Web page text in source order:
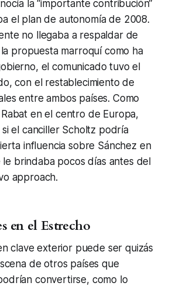
la “importante contribución”
el plan de autonomía de 2008.
no llegaba a respaldar de
propuesta marroquí como ha
el comunicado tuvo el
con el restablecimiento de
entre ambos países. Como
en el centro de Europa,
el canciller Scholtz podría
influencia sobre Sánchez en
le brindaba pocos días antes del
approach.
en el Estrecho
clave exterior puede ser quizás
de otros países que
convertirse, como lo